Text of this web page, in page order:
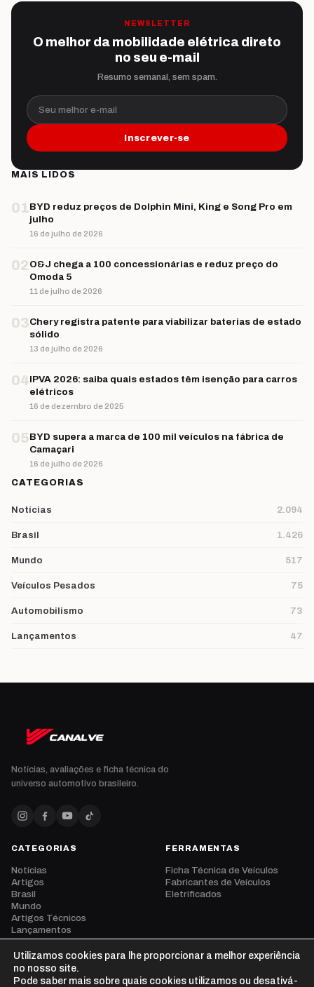
NEWSLETTER
O melhor da mobilidade elétrica direto
no seu e-mail
Resumo semanal, sem spam.
Seu melhor e-mail
Inscrever-se
MAIS LIDOS
01BYD reduz preços de Dolphin Mini, King e Song Pro em
julho
16 de julho de 2026
02 O&J chega a 100 concessionárias e reduz preço do
Omoda 5
11 de julho de 2026
03Chery registra patente para viabilizar baterias de estado
sólido
13 de julho de 2026
04IPVA 2026: saiba quais estados têm isenção para carros
elétricos
16 de dezembro de 2025
05BYD supera a marca de 100 mil veículos na fábrica de
Camaçari
16 de julho de 2026
CATEGORIAS
Notícias 2.094
Brasil 1.426
Mundo 517
Veículos Pesados 75
Automobilismo 73
Lançamentos 47
Notícias, avaliações e ficha técnica do
universo automotivo brasileiro.
CATEGORIAS
Notícias
Artigos
Brasil
Mundo
Artigos Técnicos
Lançamentos
Eventos
Opinião
Vídeos
FERRAMENTAS
Ficha Técnica de Veículos
Fabricantes de Veículos
Eletrificados
Utilizamos cookies para lhe proporcionar a melhor experiência
no nosso site.
Pode saber mais sobre quais cookies utilizamos ou desativá-